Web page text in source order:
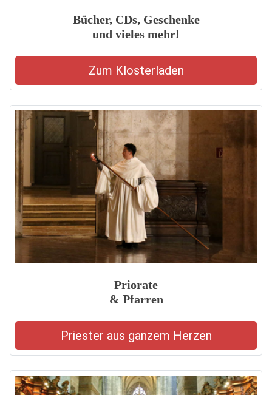
Bücher, CDs, Geschenke
und vieles mehr!
Zum Klosterladen
Priorate
& Pfarren
Priester aus ganzem Herzen